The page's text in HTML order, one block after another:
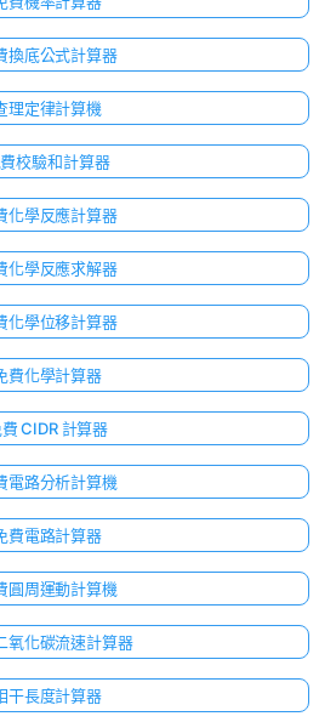
換底公式計算器
理定律計算機
校驗和計算器
化學反應計算器
化學反應求解器
化學位移計算器
費化學計算器
CIDR 計算器
電路分析計算機
費電路計算器
圓周運動計算機
氧化碳流速計算器
干長度計算器